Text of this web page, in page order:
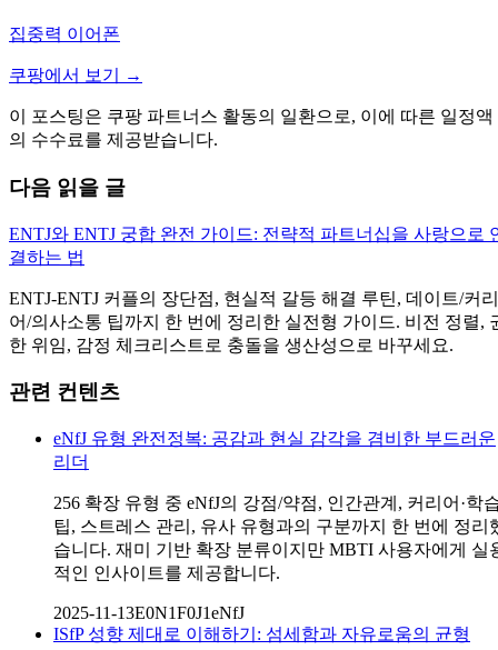
집중력 이어폰
쿠팡에서 보기 →
이 포스팅은 쿠팡 파트너스 활동의 일환으로, 이에 따른 일정액
의 수수료를 제공받습니다.
다음 읽을 글
ENTJ와 ENTJ 궁합 완전 가이드: 전략적 파트너십을 사랑으로
결하는 법
ENTJ-ENTJ 커플의 장단점, 현실적 갈등 해결 루틴, 데이트/커리
어/의사소통 팁까지 한 번에 정리한 실전형 가이드. 비전 정렬,
한 위임, 감정 체크리스트로 충돌을 생산성으로 바꾸세요.
관련 컨텐츠
eNfJ 유형 완전정복: 공감과 현실 감각을 겸비한 부드러운
리더
256 확장 유형 중 eNfJ의 강점/약점, 인간관계, 커리어·학
팁, 스트레스 관리, 유사 유형과의 구분까지 한 번에 정리
습니다. 재미 기반 확장 분류이지만 MBTI 사용자에게 실
적인 인사이트를 제공합니다.
2025-11-13E0N1F0J1eNfJ
ISfP 성향 제대로 이해하기: 섬세함과 자유로움의 균형